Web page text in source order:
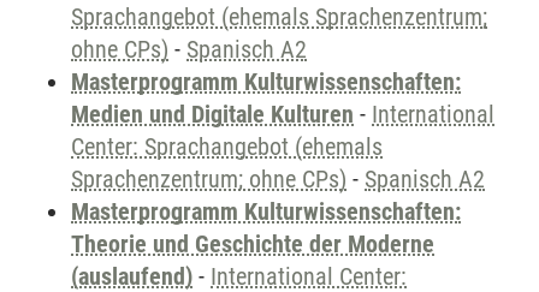
Sprachangebot (ehemals Sprachenzentrum;
ohne CPs) - Spanisch A2
Masterprogramm Kulturwissenschaften:
Medien und Digitale Kulturen - International
Center: Sprachangebot (ehemals
Sprachenzentrum; ohne CPs) - Spanisch A2
Masterprogramm Kulturwissenschaften:
Theorie und Geschichte der Moderne
(auslaufend) - International Center: